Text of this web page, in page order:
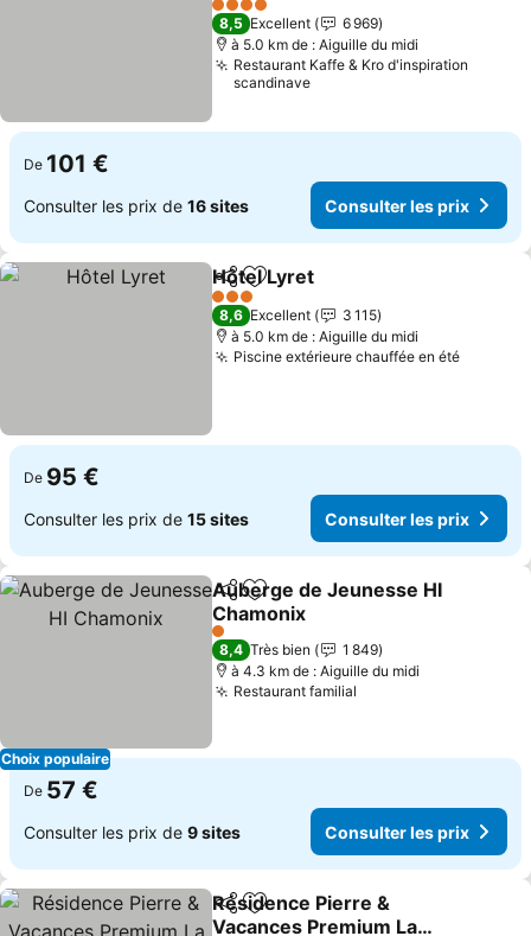
4 Étoiles
8,5 Excellent
6 969
à 5.0 km de : Aiguille du midi
Restaurant Kaffe & Kro d'inspiration
scandinave
De 101 €
Consulter les prix de 16 sites Consulter les prix
PartagerAjouter à mes favoris
Hôtel Lyret
3 Étoiles
8,6 Excellent
3 115
à 5.0 km de : Aiguille du midi
Piscine extérieure chauffée en été
De 95 €
Consulter les prix de 15 sites Consulter les prix
Choix populaire
PartagerAjouter à mes favoris
Auberge de Jeunesse HI
Chamonix
1 Étoiles
8,4 Très bien
1 849
à 4.3 km de : Aiguille du midi
Restaurant familial
De 57 €
Consulter les prix de 9 sites Consulter les prix
PartagerAjouter à mes favoris
Résidence Pierre &
Vacances Premium La